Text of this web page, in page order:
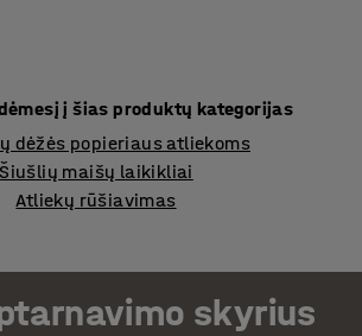
į šias produktų kategorijas
dėžės popieriaus atliekoms
Šiušlių maišų laikikliai
Atliekų rūšiavimas
skyrius